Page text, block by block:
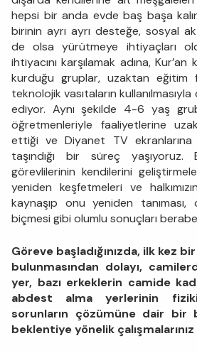
hepsi bir anda evde baş başa
birinin ayrı ayrı desteğe, sosyal
de olsa yürütmeye ihtiyaçları
ihtiyacını karşılamak adına,
kurduğu gruplar, uzaktan eğitim
teknolojik vasıtaların
ediyor. Aynı şekilde 4-6 yaş
öğretmenleriyle faaliyetlerine
ettiği ve Diyanet TV ekranlarına
taşındığı bir süreç
görevlilerinin kendilerini
yeniden keşfetmeleri ve
kaynaşıp onu yeniden
biçmesi gibi olumlu sonuçları
Göreve başladığınızda, ilk kez
bulunmasından dolayı,
yer, bazı erkeklerin camide
abdest alma yerlerinin
sorunların çözümüne dair bir
beklentiye yönelik